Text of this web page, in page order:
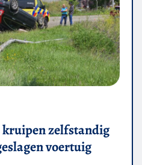
zelfstandig
voertuig